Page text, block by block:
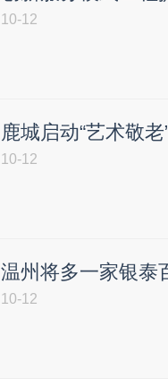
10-12
鹿城启动“艺术敬
10-12
温州将多一家银泰
10-12